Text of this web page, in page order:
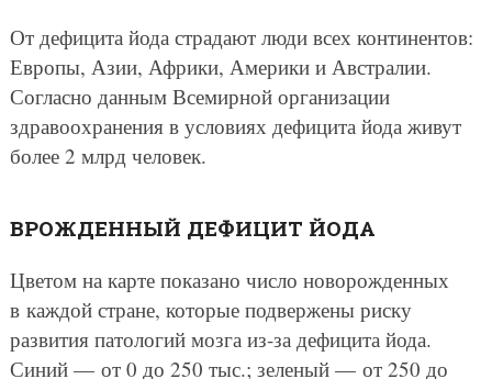
От дефицита йода страдают люди всех континентов:
Европы, Азии, Африки, Америки и Австралии.
Согласно данным Всемирной организации
здравоохранения в условиях дефицита йода живут
более 2 млрд человек.
ВРОЖДЕННЫЙ ДЕФИЦИТ ЙОДА
Цветом на карте показано число новорожденных
в каждой стране, которые подвержены риску
развития патологий мозга из-за дефицита йода.
Синий — от 0 до 250 тыс.; зеленый — от 250 до